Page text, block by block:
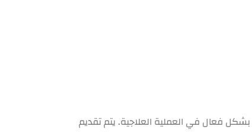
فعال في العملية العلاجية. يتم تقديم